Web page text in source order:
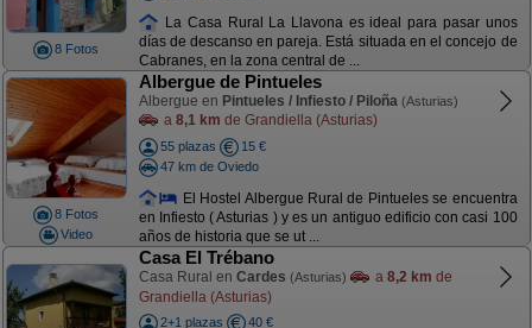
8 Fotos
La Casa Rural La Llavona es ideal para pasar unos
días de descanso en pareja. Está situada en el concejo de
Cabranes, en la zona central de ...
8 Fotos
Video
Albergue de Pintueles
Albergue en Pintueles / Infiesto / Piloña (Asturias)
a 8,1 km de Grandiella (Asturias)
55 plazas
15 €
47 km de Oviedo
El Hostel Albergue Rural de Pintueles se encuentra
en Infiesto ( Asturias ) y es un antiguo edificio con casi 100
años de historia que se ut ...
Casa El Trébano
Casa Rural en Cardes (Asturias) a 8,2 km de
Grandiella (Asturias)
2+1 plazas
40 €